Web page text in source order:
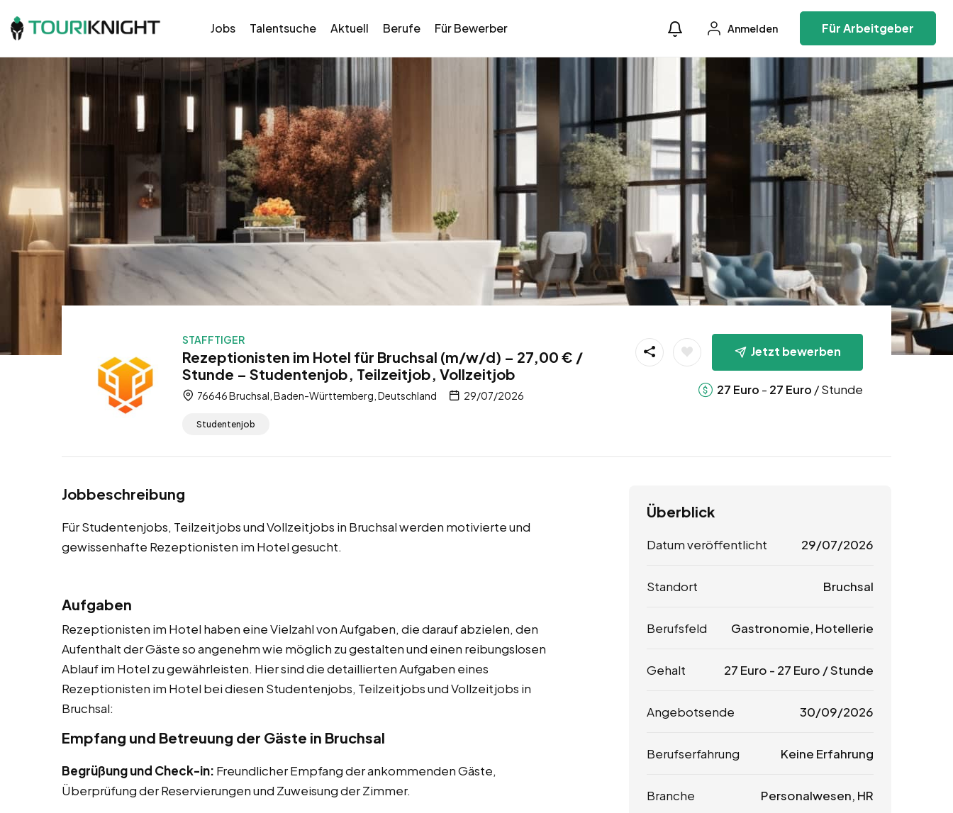
Jobs Talentsuche Aktuell Berufe Für Bewerber Anmelden Für Arbeitgeber
STAFFTIGER
Rezeptionisten im Hotel für Bruchsal (m/w/d) – 27,00 € /
Stunde – Studentenjob, Teilzeitjob, Vollzeitjob
76646 Bruchsal, Baden-Württemberg, Deutschland 29/07/2026
Studentenjob
Jetzt bewerben
27 Euro - 27 Euro / Stunde
Jobbeschreibung
Für Studentenjobs, Teilzeitjobs und Vollzeitjobs in Bruchsal werden motivierte und
gewissenhafte Rezeptionisten im Hotel gesucht.
Aufgaben
Rezeptionisten im Hotel haben eine Vielzahl von Aufgaben, die darauf abzielen, den
Aufenthalt der Gäste so angenehm wie möglich zu gestalten und einen reibungslosen
Ablauf im Hotel zu gewährleisten. Hier sind die detaillierten Aufgaben eines
Rezeptionisten im Hotel bei diesen Studentenjobs, Teilzeitjobs und Vollzeitjobs in
Bruchsal:
Empfang und Betreuung der Gäste in Bruchsal
Begrüßung und Check-in: Freundlicher Empfang der ankommenden Gäste,
Überprüfung der Reservierungen und Zuweisung der Zimmer.
Überblick
Datum veröffentlicht 29/07/2026
Standort Bruchsal
Berufsfeld Gastronomie, Hotellerie
Gehalt 27 Euro - 27 Euro / Stunde
Angebotsende 30/09/2026
Berufserfahrung Keine Erfahrung
Branche Personalwesen, HR